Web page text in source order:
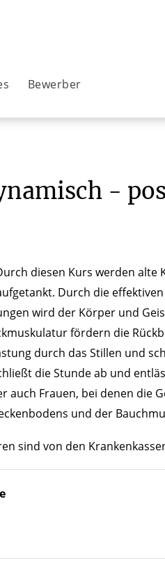
Bewerber
-
diesen Kurs werden
Durch die
wird der Körper und
fördern die
durch das Stillen und
die Stunde ab und
auch Frauen, bei denen die
und der
sind von den